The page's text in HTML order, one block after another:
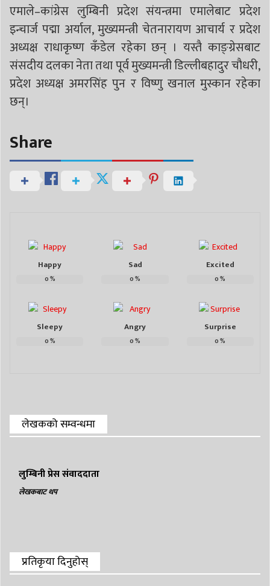
एमाले–कांग्रेस लुम्बिनी प्रदेश संयन्त्रमा एमालेबाट प्रदेश
इन्चार्ज पद्मा अर्याल, मुख्यमन्त्री चेतनारायण आचार्य र प्रदेश
अध्यक्ष राधाकृष्ण कँडेल रहेका छन् । यस्तै काङ्ग्रेसबाट
संसदीय दलका नेता तथा पूर्व मुख्यमन्त्री डिल्लीबहादुर चौधरी,
प्रदेश अध्यक्ष अमरसिंह पुन र विष्णु खनाल मुस्कान रहेका
छन्।
Share
Happy
0%
Sad
0%
Excited
0%
Sleepy
0%
Angry
0%
Surprise
0%
लेखकको सम्वन्धमा
लुम्बिनी प्रेस संवाददाता
लेखकबाट थप
प्रतिकृया दिनुहोस्